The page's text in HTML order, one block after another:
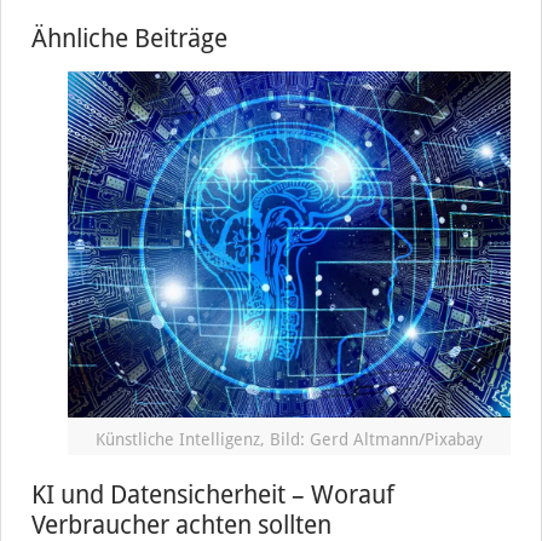
Ähnliche Beiträge
Künstliche Intelligenz, Bild: Gerd Altmann/Pixabay
KI und Datensicherheit – Worauf
Verbraucher achten sollten